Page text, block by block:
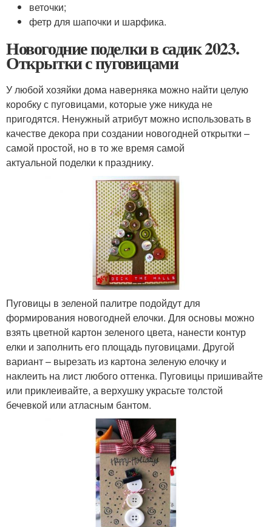
веточки;
фетр для шапочки и шарфика.
Новогодние поделки в садик 2023.
Открытки с пуговицами
У любой хозяйки дома наверняка можно найти целую
коробку с пуговицами, которые уже никуда не
пригодятся. Ненужный атрибут можно использовать в
качестве декора при создании новогодней открытки –
самой простой, но в то же время самой
актуальной поделки к празднику.
Пуговицы в зеленой палитре подойдут для
формирования новогодней елочки. Для основы можно
взять цветной картон зеленого цвета, нанести контур
елки и заполнить его площадь пуговицами. Другой
вариант – вырезать из картона зеленую елочку и
наклеить на лист любого оттенка. Пуговицы пришивайте
или приклеивайте, а верхушку украсьте толстой
бечевкой или атласным бантом.